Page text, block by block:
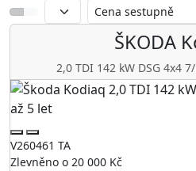
ŠKODA
2,0 TDI 142 kW DSG 4x4
V260461 TA
Zlevněno o 20 000 Kč